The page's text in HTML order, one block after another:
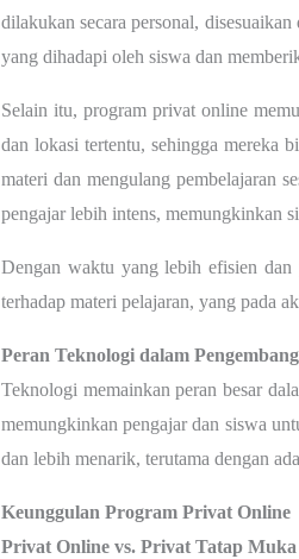
dilakukan secara personal,
yang dihadapi oleh siswa dan
Selain itu, program privat online
dan lokasi tertentu, sehingga mereka
materi dan mengulang pembelajaran
pengajar lebih intens, memungkinkan
Dengan waktu yang lebih efisien dan
terhadap materi pelajaran, yang pada
Peran Teknologi dalam
Teknologi memainkan peran besar
memungkinkan pengajar dan siswa
dan lebih menarik, terutama dengan
Keunggulan Program Privat Online
Privat Online vs. Privat Tatap Muka